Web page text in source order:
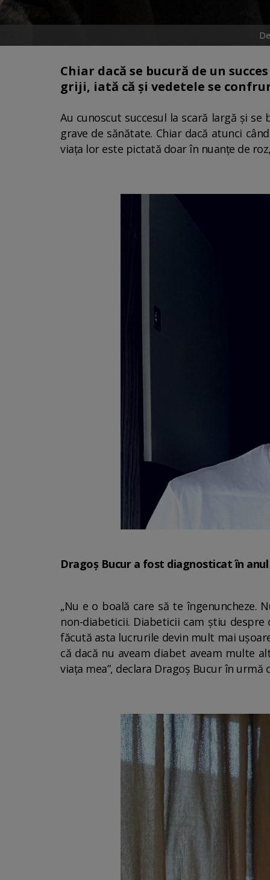
Chiar dacă se bucură de un
griji, iată că și vedetele se
Au cunoscut succesul la scară largă și
grave de sănătate. Chiar dacă atunci
viața lor este pictată doar în nuanțe de
Dragoș Bucur a fost diagnosticat în anul
„Nu e o boală care să te îngenuncheze.
non-diabeticii. Diabeticii cam știu
făcută asta lucrurile devin mult mai
că dacă nu aveam diabet aveam multe
viața mea”, declara Dragoș Bucur în